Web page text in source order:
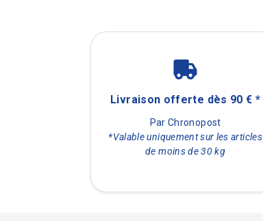
Livraison offerte dès 90 € *
Par Chronopost
*Valable uniquement sur les articles
de moins de 30 kg